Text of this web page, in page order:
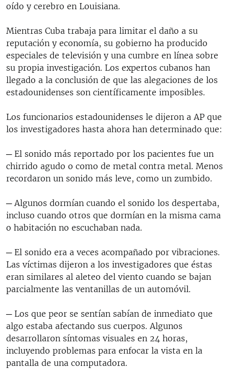
oído y cerebro en Louisiana.
Mientras Cuba trabaja para limitar el daño a su
reputación y economía, su gobierno ha producido
especiales de televisión y una cumbre en línea sobre
su propia investigación. Los expertos cubanos han
llegado a la conclusión de que las alegaciones de los
estadounidenses son científicamente imposibles.
Los funcionarios estadounidenses le dijeron a AP que
los investigadores hasta ahora han determinado que:
─ El sonido más reportado por los pacientes fue un
chirrido agudo o como de metal contra metal. Menos
recordaron un sonido más leve, como un zumbido.
─ Algunos dormían cuando el sonido los despertaba,
incluso cuando otros que dormían en la misma cama
o habitación no escuchaban nada.
─ El sonido era a veces acompañado por vibraciones.
Las víctimas dijeron a los investigadores que éstas
eran similares al aleteo del viento cuando se bajan
parcialmente las ventanillas de un automóvil.
─ Los que peor se sentían sabían de inmediato que
algo estaba afectando sus cuerpos. Algunos
desarrollaron síntomas visuales en 24 horas,
incluyendo problemas para enfocar la vista en la
pantalla de una computadora.